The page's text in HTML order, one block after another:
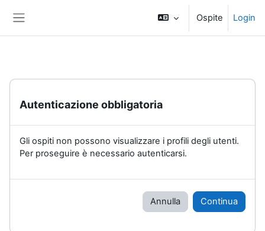
Ospite Login
Autenticazione obbligatoria
Gli ospiti non possono visualizzare i profili degli utenti.
Per proseguire è necessario autenticarsi.
Annulla Continua